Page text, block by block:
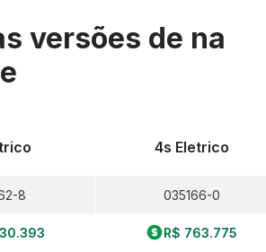
versões de na
8
4s Eletrico
035166-0
R$ 763.775